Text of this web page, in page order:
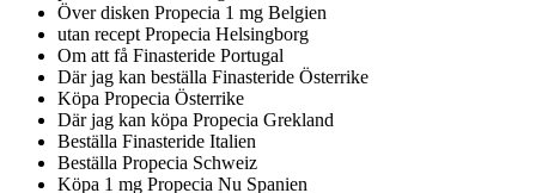
Över disken Propecia 1 mg Belgien
utan recept Propecia Helsingborg
Om att få Finasteride Portugal
Där jag kan beställa Finasteride Österrike
Köpa Propecia Österrike
Där jag kan köpa Propecia Grekland
Beställa Finasteride Italien
Beställa Propecia Schweiz
Köpa 1 mg Propecia Nu Spanien